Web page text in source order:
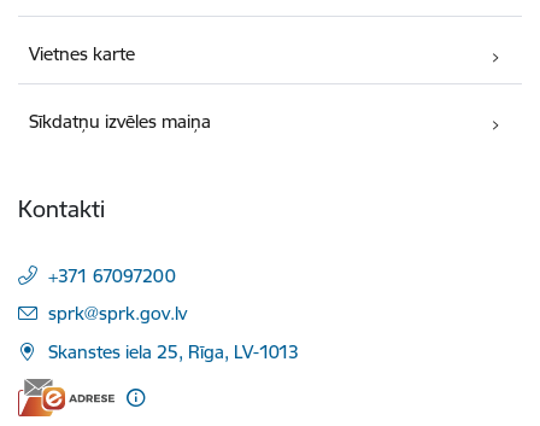
Vietnes karte
Sīkdatņu izvēles maiņa
Kontakti
+371 67097200
E-pasts:
sprk@sprk.gov.lv
Skanstes iela 25, Rīga, LV-1013